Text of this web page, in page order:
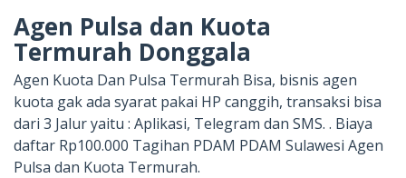
Agen Pulsa dan Kuota
Termurah Donggala
Agen Kuota Dan Pulsa Termurah Bisa, bisnis agen
kuota gak ada syarat pakai HP canggih, transaksi bisa
dari 3 Jalur yaitu : Aplikasi, Telegram dan SMS. . Biaya
daftar Rp100.000 Tagihan PDAM PDAM Sulawesi Agen
Pulsa dan Kuota Termurah.